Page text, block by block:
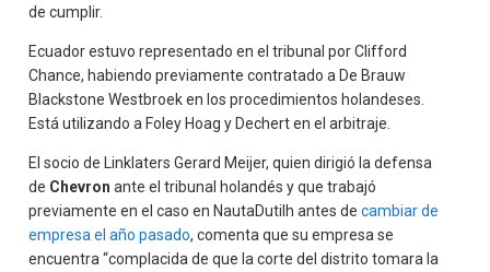
de cumplir.
Ecuador estuvo representado en el tribunal por Clifford
Chance, habiendo previamente contratado a De Brauw
Blackstone Westbroek en los procedimientos holandeses.
Está utilizando a Foley Hoag y Dechert en el arbitraje.
El socio de Linklaters Gerard Meijer, quien dirigió la defensa
de Chevronante el tribunal holandés y que trabajó
previamente en el caso en NautaDutilh antes decambiar de
empresa el año pasado, comenta que su empresa se
encuentra “complacida de que la corte del distrito tomara la